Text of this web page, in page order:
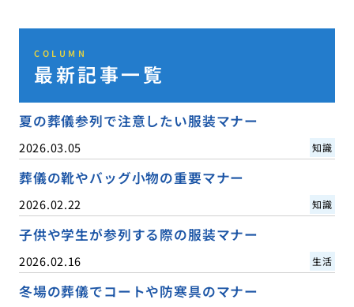
COLUMN
最新記事一覧
夏の葬儀参列で注意したい服装マナー
2026.03.05 知識
葬儀の靴やバッグ小物の重要マナー
2026.02.22 知識
子供や学生が参列する際の服装マナー
2026.02.16 生活
冬場の葬儀でコートや防寒具のマナー